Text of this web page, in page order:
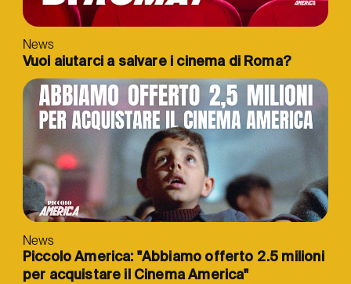
News
Vuoi aiutarci a salvare i cinema di Roma?
News
Piccolo America: "Abbiamo offerto 2.5 milioni
per acquistare il Cinema America"